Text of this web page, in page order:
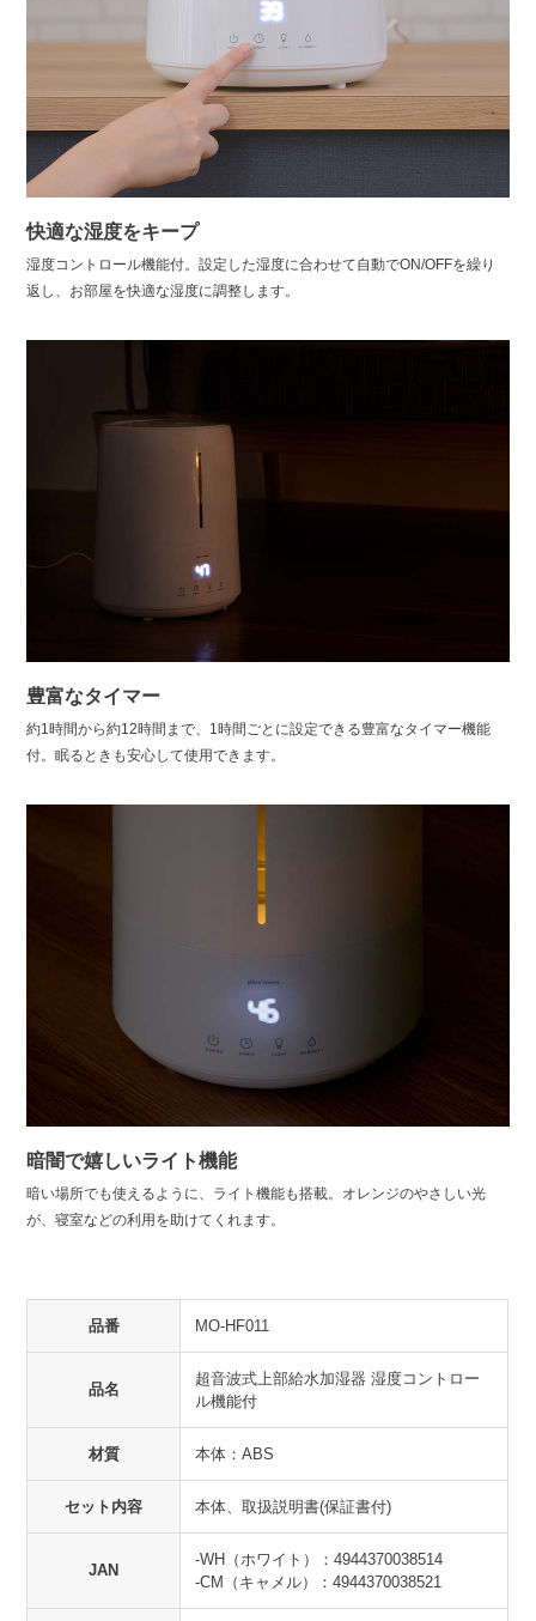
快適な湿度をキープ
湿度コントロール機能付。設定した湿度に合わせて自動でON/OFFを繰り
返し、お部屋を快適な湿度に調整します。
豊富なタイマー
約1時間から約12時間まで、1時間ごとに設定できる豊富なタイマー機能
付。眠るときも安心して使用できます。
暗闇で嬉しいライト機能
暗い場所でも使えるように、ライト機能も搭載。オレンジのやさしい光
が、寝室などの利用を助けてくれます。
品番 MO-HF011
品名
超音波式上部給水加湿器 湿度コントロー
ル機能付
材質 本体：ABS
セット内容 本体、取扱説明書(保証書付)
JAN
-WH（ホワイト）：4944370038514
-CM（キャメル）：4944370038521